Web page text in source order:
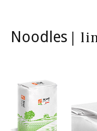
Noodles |